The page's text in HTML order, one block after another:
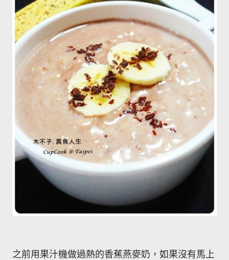
之前用果汁機做過熱的香蕉燕麥奶，如果沒有馬上